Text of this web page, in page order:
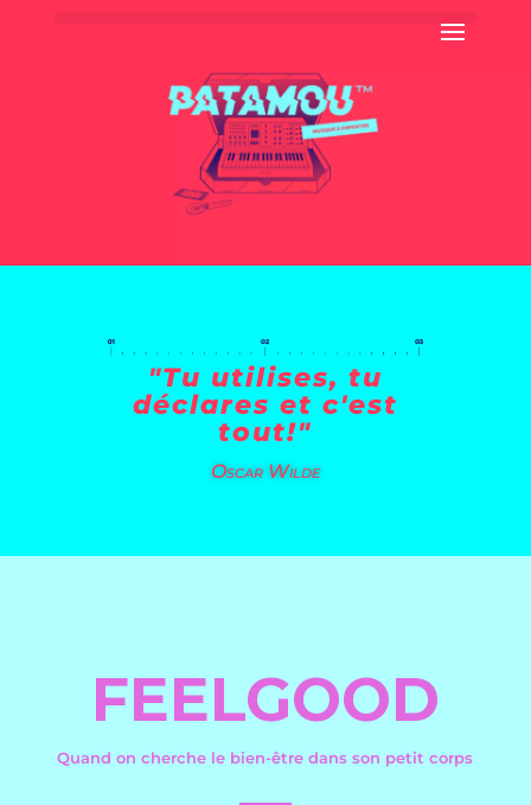
"Tu utilises, tu
déclares et c'est
tout!"
Oscar Wilde
FEELGOOD
Quand on cherche le bien-être dans son petit corps